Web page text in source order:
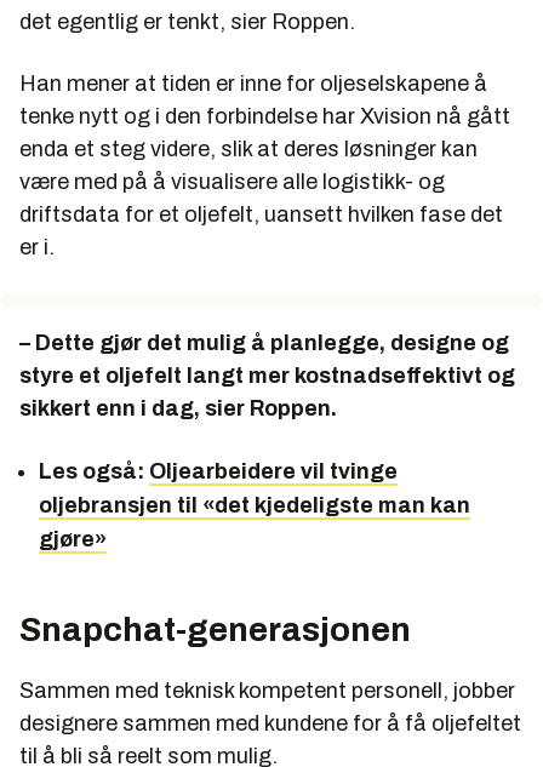
det egentlig er tenkt, sier Roppen.
Han mener at tiden er inne for oljeselskapene å
tenke nytt og i den forbindelse har Xvision nå gått
enda et steg videre, slik at deres løsninger kan
være med på å visualisere alle logistikk- og
driftsdata for et oljefelt, uansett hvilken fase det
er i.
– Dette gjør det mulig å planlegge, designe og
styre et oljefelt langt mer kostnadseffektivt og
sikkert enn i dag, sier Roppen.
Les også: Oljearbeidere vil tvinge
oljebransjen til «det kjedeligste man kan
gjøre»
Snapchat-generasjonen
Sammen med teknisk kompetent personell, jobber
designere sammen med kundene for å få oljefeltet
til å bli så reelt som mulig.